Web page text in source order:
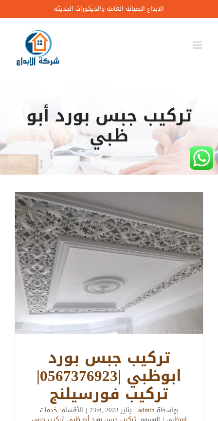
to
content
الابداع الصيانه العامه والديكورات الحديثه
تركيب جبس بورد أبو
ظبي
تركيب جبس بورد
ابوظبي |0567376923|
تركيب فورسيلنج
بواسطةadmin
| يناير 23rd, 2023 | الأقسام: خدمات